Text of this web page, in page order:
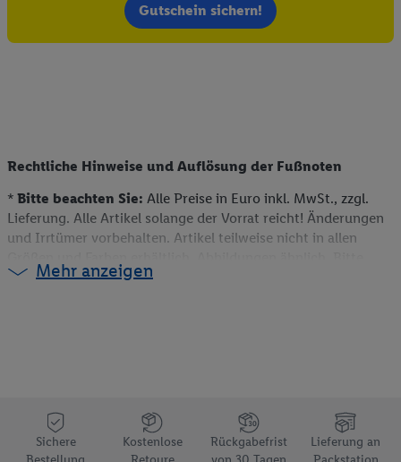
Gutschein sichern!
Rechtliche Hinweise und Auflösung der Fußnoten
* Bitte beachten Sie: Alle Preise in Euro inkl. MwSt., zzgl.
Lieferung. Alle Artikel solange der Vorrat reicht! Änderungen
und Irrtümer vorbehalten. Artikel teilweise nicht in allen
beachten Sie, dass wir nur Bestellungen von Kunden mit einer
Bedingungen der Coupons sind über den jeweiligen Link am
Coupon aufrufbar.
Preisvorteil gegenüber dem Grundpreis einer
Mehr anzeigen
Sichere
Kostenlose
Rückgabefrist
Lieferung an